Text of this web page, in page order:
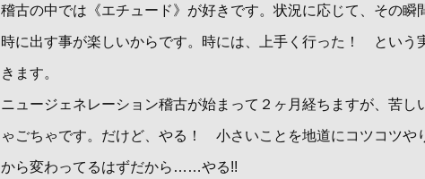
稽古の中では《エチュード》が好きです。状況に応じて、その瞬
時に出す事が楽しいからです。時には、上手く行った！ という
きます。
ニュージェネレーション稽古が始まって２ヶ月経ちますが、苦し
ゃごちゃです。だけど、やる！ 小さいことを地道にコツコツや
から変わってるはずだから……やる!!